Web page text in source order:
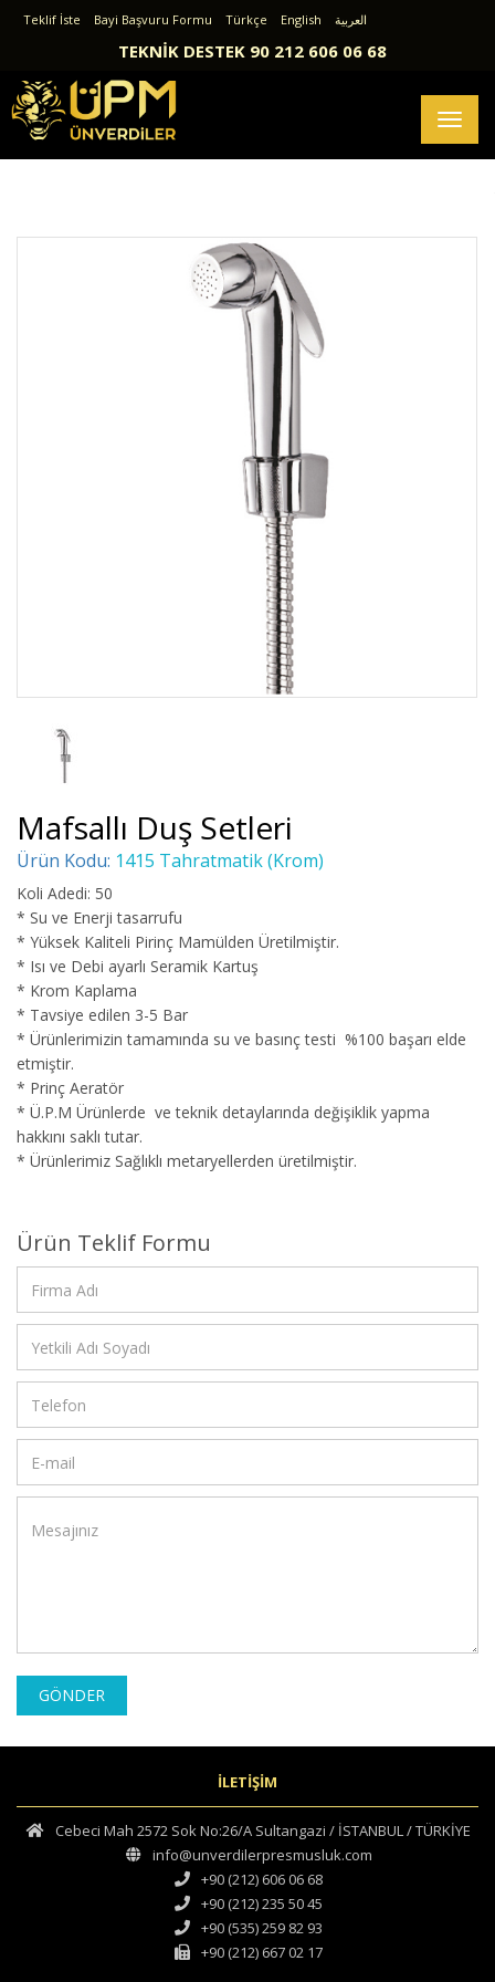
Teklif İste Bayi Başvuru Formu Türkçe English العربية
TEKNİK DESTEK 90 212 606 06 68
Mafsallı Duş Setleri
Ürün Kodu: 1415 Tahratmatik (Krom)
Koli Adedi: 50
* Su ve Enerji tasarrufu
* Yüksek Kaliteli Pirinç Mamülden Üretilmiştir.
* Isı ve Debi ayarlı Seramik Kartuş
* Krom Kaplama
* Tavsiye edilen 3-5 Bar
* Ürünlerimizin tamamında su ve basınç testi %100 başarı elde
etmiştir.
* Prinç Aeratör
* Ü.P.M Ürünlerde ve teknik detaylarında değişiklik yapma
hakkını saklı tutar.
* Ürünlerimiz Sağlıklı metaryellerden üretilmiştir.
Ürün Teklif Formu
GÖNDER
İLETİŞİM
Cebeci Mah 2572 Sok No:26/A Sultangazi / İSTANBUL / TÜRKİYE
info@unverdilerpresmusluk.com
+90 (212) 606 06 68
+90 (212) 235 50 45
+90 (535) 259 82 93
+90 (212) 667 02 17